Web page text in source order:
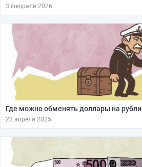
3 февраля 2026
Где можно обменять доллары на рубли
22 апреля 2025